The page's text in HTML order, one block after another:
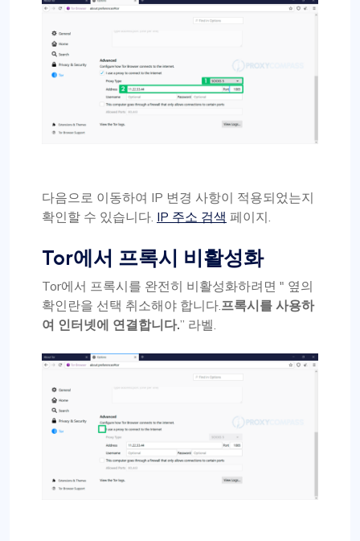
다음으로 이동하여 IP 변경 사항이 적용되었는지
확인할 수 있습니다. IP 주소 검색 페이지.
Tor에서 프록시 비활성화
Tor에서 프록시를 완전히 비활성화하려면 " 옆의
확인란을 선택 취소해야 합니다. 프록시를 사용하
여 인터넷에 연결합니다.” 라벨.